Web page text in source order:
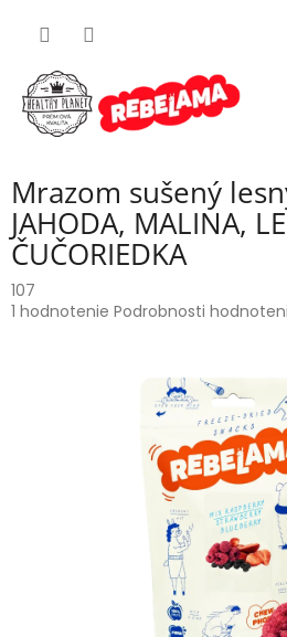
Mrazom sušený
JAHODA, MALINA,
ČUČORIEDKA
107
Priemerné
1 hodnotenie Podrobnosti